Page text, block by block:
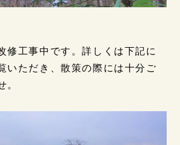
修工事中です。詳しくは下記に
いただき、散策の際には十分ご